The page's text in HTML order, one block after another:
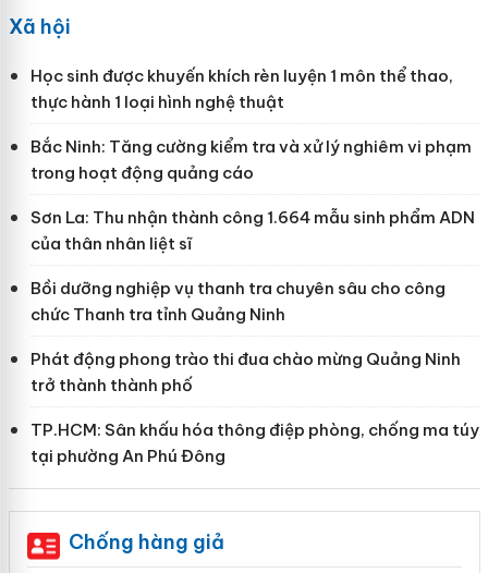
Xã hội
Học sinh được khuyến khích rèn luyện 1 môn thể thao,
thực hành 1 loại hình nghệ thuật
Bắc Ninh: Tăng cường kiểm tra và xử lý nghiêm vi phạm
trong hoạt động quảng cáo
Sơn La: Thu nhận thành công 1.664 mẫu sinh phẩm ADN
của thân nhân liệt sĩ
Bồi dưỡng nghiệp vụ thanh tra chuyên sâu cho công
chức Thanh tra tỉnh Quảng Ninh
Phát động phong trào thi đua chào mừng Quảng Ninh
trở thành thành phố
TP.HCM: Sân khấu hóa thông điệp phòng, chống ma túy
tại phường An Phú Đông
Chống hàng giả